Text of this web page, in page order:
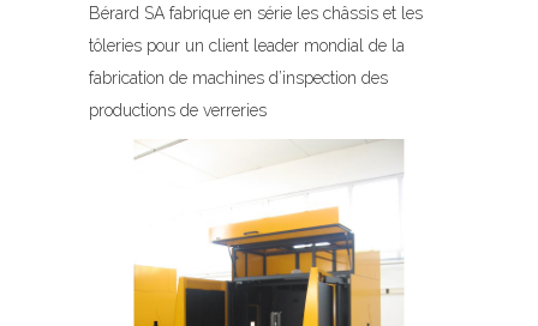
Bérard SA fabrique en série les châssis et les
tôleries pour un client leader mondial de la
fabrication de machines d’inspection des
productions de verreries